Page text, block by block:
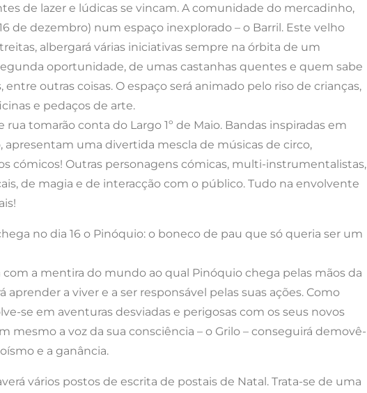
de lazer e lúdicas se vincam. A comunidade do mercadinho,
de dezembro) num espaço inexplorado – o Barril. Este velho
albergará várias iniciativas sempre na órbita de um
oportunidade, de umas castanhas quentes e quem sabe
outras coisas. O espaço será animado pelo riso de crianças,
e pedaços de arte.
tomarão conta do Largo 1º de Maio. Bandas inspiradas em
apresentam uma divertida mescla de músicas de circo,
cómicos! Outras personagens cómicas, multi-instrumentalistas,
de magia e de interacção com o público. Tudo na envolvente
no dia 16 o Pinóquio: o boneco de pau que só queria ser um
a mentira do mundo ao qual Pinóquio chega pelas mãos da
aprender a viver e a ser responsável pelas suas ações. Como
se em aventuras desviadas e perigosas com os seus novos
mesmo a voz da sua consciência – o Grilo – conseguirá demovê-
e a ganância.
vários postos de escrita de postais de Natal. Trata-se de uma